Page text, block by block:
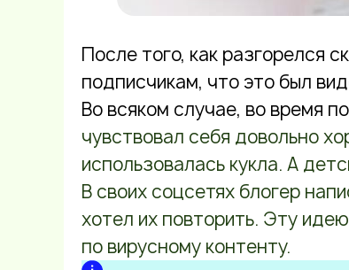
После того, как разгорелся
подписчикам, что это был
Во всяком случае, во время
чувствовал себя довольно
использовалась кукла. А
В своих соцсетях блогер
хотел их повторить. Эту
по вирусному контенту.